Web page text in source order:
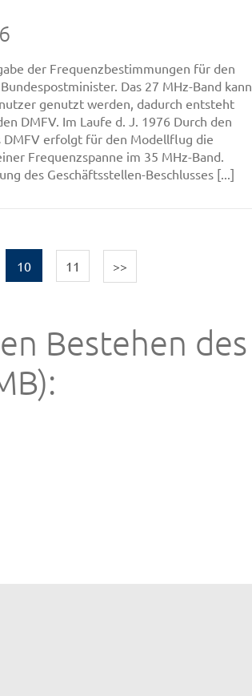
der Frequenzbestimmungen für den
Das 27 MHz-Band kann
genutzt werden, dadurch entsteht
DMFV. Im Laufe d. J. 1976 Durch den
DMFV erfolgt für den Modellflug die
Frequenzspanne im 35 MHz-Band.
des Geschäftsstellen-Beschlusses [...]
10 11 >>
Bestehen des